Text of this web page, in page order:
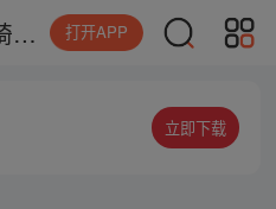
神级锻造师林浩许琦兰免费阅读 打开APP
立即下载